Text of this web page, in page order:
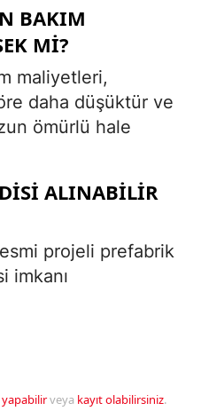
BAKIM
MI?
maliyetleri,
daha düşüktür ve
ömürlü hale
ALINABILIR
projeli prefabrik
imkanı
veya kayıt olabilirsiniz.